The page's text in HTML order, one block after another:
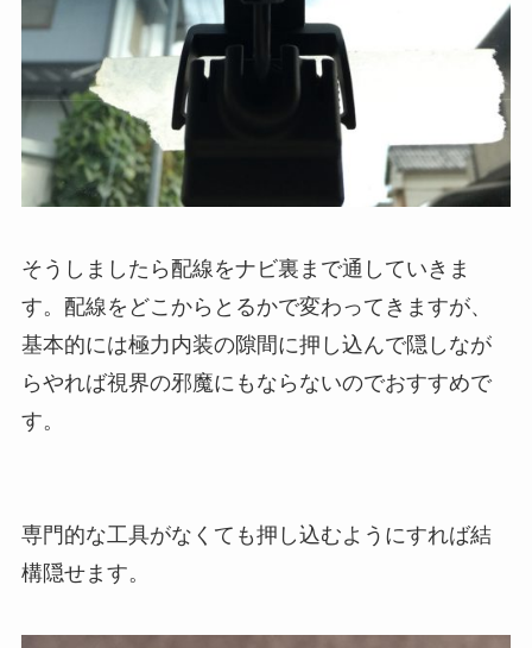
そうしましたら配線をナビ裏まで通していきま
す。配線をどこからとるかで変わってきますが、
基本的には極力内装の隙間に押し込んで隠しなが
らやれば視界の邪魔にもならないのでおすすめで
す。
専門的な工具がなくても押し込むようにすれば結
構隠せます。